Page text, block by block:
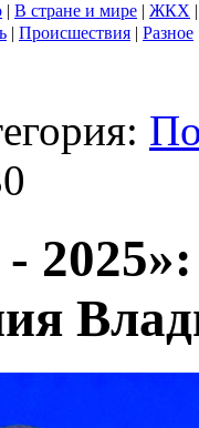
| В стране и мире | ЖКХ
| Происшествия | Разное
-